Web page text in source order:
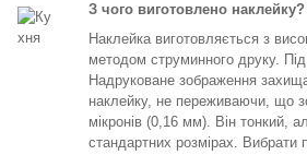
З чого виготовлено наклейку?
Наклейка виготовляється з
методом струминного друку.
Надруковане зображення
наклейку, не переживаючи, що
мікронів (0,16 мм). Він тонкий,
стандартних розмірах. Вибрати